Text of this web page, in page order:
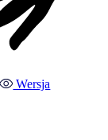
Wersja